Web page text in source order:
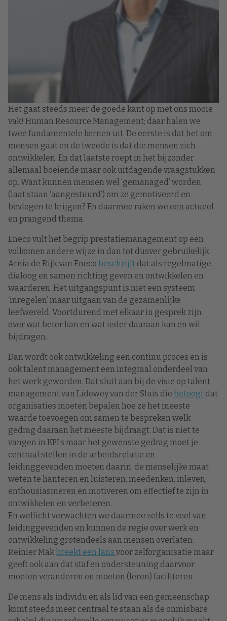
Het gaat steeds meer de goede kant op met ons mooie
vak! Human Resource Management; daar halen we
twee fundamentele kernen uit. De eerste is dat het om
mensen gaat en de tweede is dat die mensen zich
ontwikkelen. En dat laatste roept in het bijzonder
allemaal boeiende maar ook uitdagende vraagstukken
op. Want kunnen mensen wel ‘gemanaged’ worden
(laat staan ‘aangestuurd’) om ze gemotiveerd en
bevlogen te krijgen? En daarmee raken we een actueel
en prangend thema.
Eneco vult het begrip prestatiemanagement op een
volkomen andere wijze in dan tot dusver gebruikelijk.
Arnia de Rijk van Eneco beschrijft dat als regelmatige
dialoog en samen richting geven en ontwikkelen en
waarderen. Het uitgangspunt is niet een systeem
‘inregelen’ maar uitgaan van de gezamenlijke
leefwereld. Voortdurend met elkaar in gesprek zijn
over wat beter kan en wat ieder daaraan kan en wil
bijdragen.
Dan wordt ook ontwikkeling een continu proces en is
ook talent management een integraal onderdeel van
het werk geworden. Dat sluit aan bij de visie op talent
management van Lidewey van der Sluis die betoogt dat
organisaties moeten bepalen hoe ze het meeste
waarde toevoegen om samen te bespreken welk
gedrag daaraan het meeste bijdraagt. Dat is niet te
vangen in KPI’s maar het gewenste gedrag moet je
centraal stellen in de arbeidsrelatie en
leidinggevenden moeten daarin de menselijke maat
weten te hanteren en luisteren, meedenken, inleven,
enthousiasmeren en motiveren om effectief te zijn in
ontwikkelen en verbeteren.
En wellicht verwachten we daarmee zelfs te veel van
leidinggevenden en kunnen de regie over werk en
ontwikkeling grotendeels aan mensen overlaten.
Reinier Makbreekt een lans voor zelforganisatie maar
geeft ook aan dat staf en ondersteuning daarvoor
moeten veranderen en moeten (leren) faciliteren.
De mens als individu en als lid van een gemeenschap
komt steeds meer centraal te staan als de onmisbare